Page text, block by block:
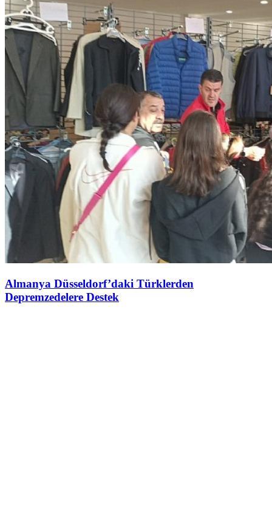
Almanya Düsseldorf’daki Türklerden
Depremzedelere Destek